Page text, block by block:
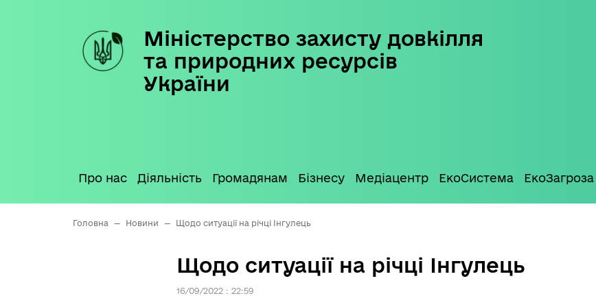
Міністерство захисту довкілля
та природних ресурсів
України
Про нас Діяльність Громадянам Бізнесу Медіацентр ЕкоСистема ЕкоЗагроза
Головна — Новини — Щодо ситуації на річці Інгулець
Щодо ситуації на річці Інгулець
16/09/2022 : 22:59